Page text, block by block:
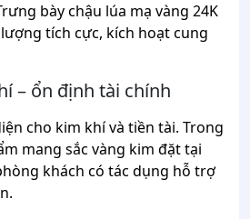
bày chậu lúa mạ vàng 24K
tích cực, kích hoạt cung
– ổn định tài chính
cho kim khí và tiền tài. Trong
mang sắc vàng kim đặt tại
khách có tác dụng hỗ trợ